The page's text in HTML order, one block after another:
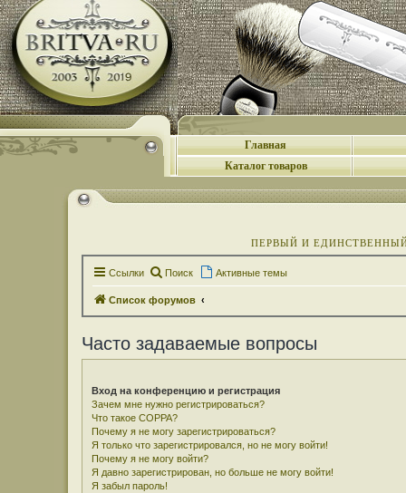
Главная
Каталог товаров
ПЕРВЫЙ И
Ссылки Поиск Активные темы
Список форумов
Часто задаваемые вопросы
Вход на конференцию и регистрация
Зачем мне нужно регистрироваться?
Что такое COPPA?
Почему я не могу зарегистрироваться?
Я только что зарегистрировался, но не могу войти!
Почему я не могу войти?
Я давно зарегистрирован, но больше не могу войти!
Я забыл пароль!